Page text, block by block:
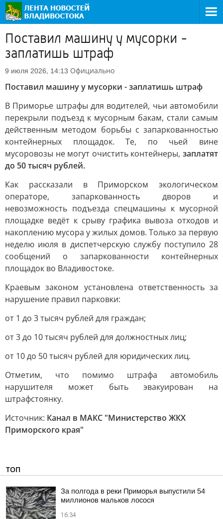
Поставил машину у мусорки -
заплатишь штраф
9 июля 2026, 14:13 Официально
Поставил машину у мусорки - заплатишь штраф
В Приморье штрафы для водителей, чьи автомобили
перекрыли подъезд к мусорным бакам, стали самым
действенным методом борьбы с запаркованностью
контейнерных площадок. Те, по чьей вине
мусоровозы не могут очистить контейнеры, заплатят
до 50 тысяч рублей.
Как рассказали в Приморском экологическом
операторе, запаркованность дворов и
невозможность подъезда спецмашины к мусорной
площадке ведёт к срыву графика вывоза отходов и
накоплению мусора у жилых домов. Только за первую
неделю июля в диспетчерскую службу поступило 28
сообщений о запаркованности контейнерных
площадок во Владивостоке.
Краевым законом установлена ответственность за
нарушение правил парковки:
от 1 до 3 тысяч рублей для граждан;
от 3 до 10 тысяч рублей для должностных лиц;
от 10 до 50 тысяч рублей для юридических лиц.
Отметим, что помимо штрафа автомобиль
нарушителя может быть эвакуирован на
штрафстоянку.
Источник: Канал в МАКС "Министерство ЖКХ
Приморского края"
ТОП
За полгода в реки Приморья выпустили 54
миллионов мальков лосося
16:34